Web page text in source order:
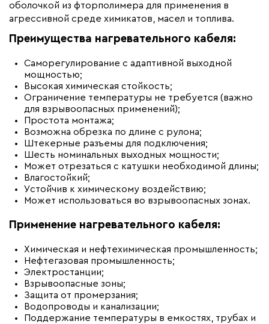
оболочкой из фторполимера для применения в
агрессивной среде химикатов, масел и топлива.
Преимущества нагревательного кабеля:
Саморегулирование с адаптивной выходной
мощностью;
Высокая химическая стойкость;
Ограничение температуры не требуется (важно
для взрывоопасных применений);
Простота монтажа;
Возможна обрезка по длине с рулона;
Штекерные разъемы для подключения;
Шесть номинальных выходных мощности;
Может отрезаться с катушки необходимой длины;
Влагостойкий;
Устойчив к химическому воздействию;
Может использоваться во взрывоопасных зонах.
Применение нагревательного кабеля:
Химическая и нефтехимическая промышленность;
Нефтегазовая промышленность;
Электростанции;
Взрывоопасные зоны;
Защита от промерзания;
Водопроводы и канализации;
Поддержание температуры в емкостях, трубах и